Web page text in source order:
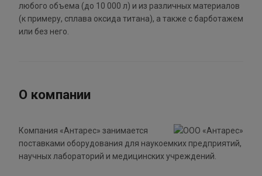
любого объема (до 10 000 л) и из различных материалов
(к примеру, сплава оксида титана), а также с барботажем
или без него.
О компании
Компания «Антарес» занимается
поставками оборудования для наукоемких предприятий,
научных лабораторий и медицинских учреждений.